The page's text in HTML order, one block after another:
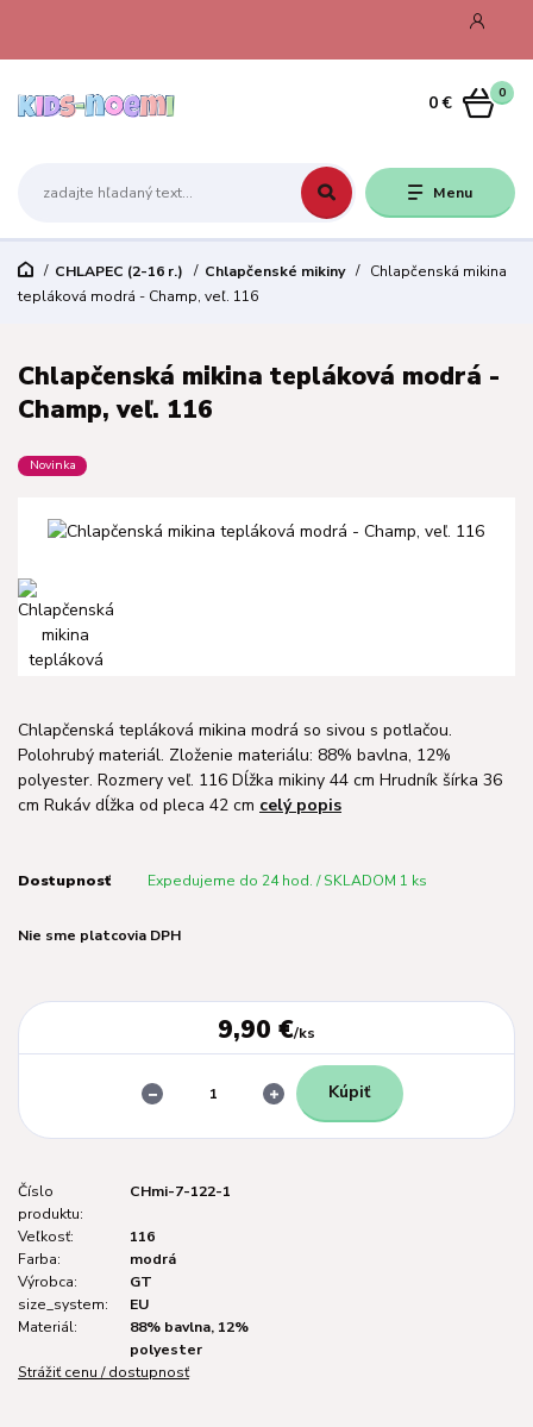
Menu
0
0 €
CHLAPEC (2-16 r.) Chlapčenské mikiny
Chlapčenská mikina
tepláková modrá - Champ, veľ. 116
Chlapčenská mikina tepláková modrá -
Champ, veľ. 116
Novinka
Chlapčenská tepláková mikina modrá so sivou s potlačou.
Polohrubý materiál. Zloženie materiálu: 88% bavlna, 12%
polyester. Rozmery veľ. 116 Dĺžka mikiny 44 cm Hrudník šírka 36
cm Rukáv dĺžka od pleca 42 cm celý popis
Dostupnosť Expedujeme do 24 hod. / SKLADOM 1 ks
Nie sme platcovia DPH
9,90 €/ks
Kúpiť
Číslo
produktu:
CHmi-7-122-1
Veľkosť:
116
Farba:
modrá
Výrobca:
GT
size_system:
EU
Materiál:
88% bavlna, 12%
polyester
Strážiť cenu / dostupnosť